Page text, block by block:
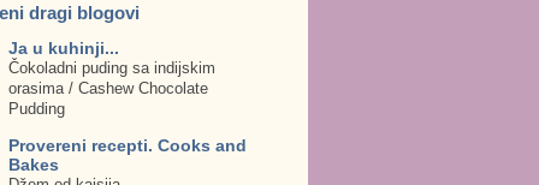
dragi blogovi
Ja u kuhinji...
Čokoladni puding sa indijskim
orasima / Cashew Chocolate
Pudding
Provereni recepti. Cooks and
Bakes